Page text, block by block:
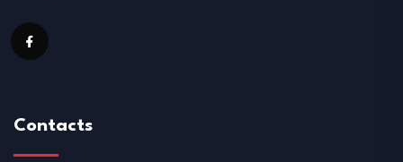
Contacts